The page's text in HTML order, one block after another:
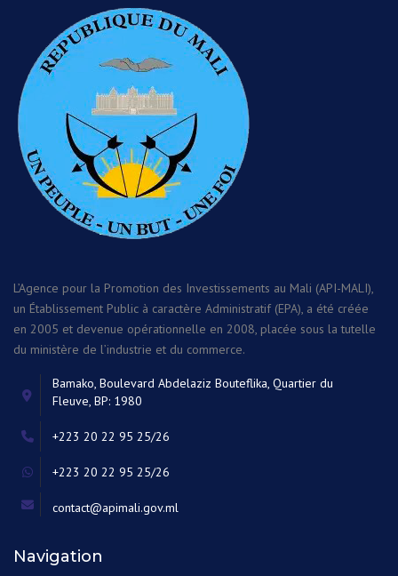
L’Agence pour la Promotion des Investissements au Mali (API-MALI),
un Établissement Public à caractère Administratif (EPA), a été créée
en 2005 et devenue opérationnelle en 2008, placée sous la tutelle
du ministère de l’industrie et du commerce.
Bamako, Boulevard Abdelaziz Bouteflika, Quartier du
Fleuve, BP: 1980
+223 20 22 95 25/26
+223 20 22 95 25/26
contact@apimali.gov.ml
Navigation